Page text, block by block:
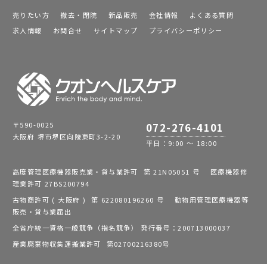
売りたい方 撤去・閉院 新品販売 会社情報
よくある質問
求人情報
お問合せ サイトマップ プライバシーポリシー
〒590-0025
大阪府 堺市堺区向陵東町3-2-20
072-276-4101
平日：9:00 ～ 18:00
高度管理医療機器販売業・貸与業許可 第 21N05051 号 医療機器修
理業許可 27BS200794
古物商許可 ( 大阪府 ) 第 622080196260 号 動物用管理医療機器等
販売・貸与業届出
全省庁統一資格一般競争（指名競争） 発行番号：200713000037
産業廃棄物収集運搬業許可 第02700216380号